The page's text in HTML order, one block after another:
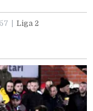
Liga 2